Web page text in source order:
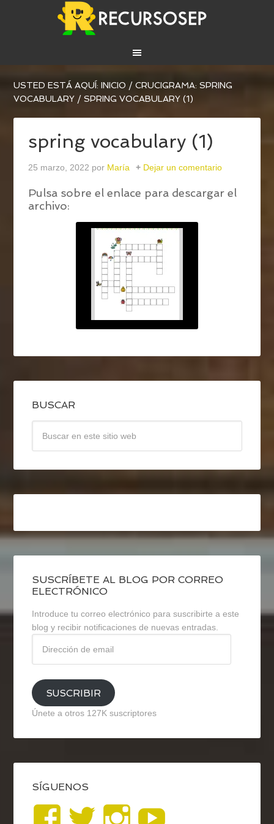
USTED ESTÁ AQUÍ:INICIO / CRUCIGRAMA: SPRING
VOCABULARY / SPRING VOCABULARY (1)
spring vocabulary (1)
25 marzo, 2022 por María Dejar un comentario
Pulsa sobre el enlace para descargar el
archivo:
BUSCAR
SUSCRÍBETE AL BLOG POR CORREO
ELECTRÓNICO
Introduce tu correo electrónico para suscribirte a este
blog y recibir notificaciones de nuevas entradas.
email
SUSCRIBIR
Únete a otros 127K suscriptores
SÍGUENOS
VerVerVer